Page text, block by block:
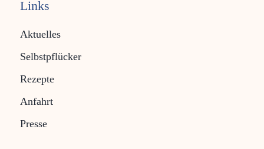
Links
Aktuelles
Selbstpflücker
Rezepte
Anfahrt
Presse